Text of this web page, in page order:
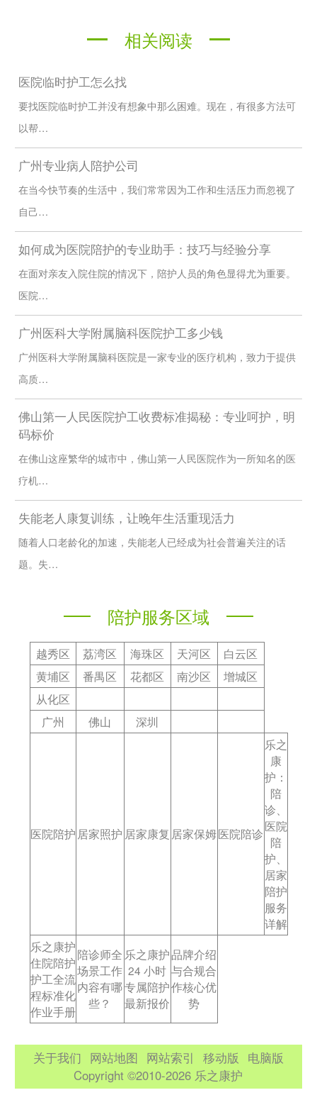
护的患者。
4.2 服务内容
根据家人的具体需求，选择能够满足这些需求的护工。例如需要基
础生活照顾、陪伴还是专业的医疗护理。
4.3 口碑与推荐
选择服务机构时，可以参考网络评价和家人的推荐，选择信誉良好
的服务提供商。
4.4 合同与保险
与护工或机构签订合同时，一定要注意合同的细节，保障服务质
量，同时确认是否包含保险条款，以防意外情况发生。
广州护工市场的现状与未来
动了护工服务的多样化与专业化，另一方面也要求从业者不断提升
自身技能，以满足用户的高标准需求。
如何提高护工服务的体验
在服务开始前，充分与护工沟通，明确每一天的工作内容及期望，
确保双方的理解一致。
6.2 反馈与调整
在陪护过程中，及时对护工的工作进行反馈，如有不适之处，要主
6.3 定期评估服务
定期对护工的工作进行评估，确保服务质量始终达标，对于表现优
异的护工给予激励。
关怀的人士带来了温暖与安全。通过选择合适的护工及理解收费标
为人性化的照护。关爱无处不在，让我们共同为需要的人送去一份
温暖。
相关阅读
医院临时护工怎么找
要找医院临时护工并没有想象中那么困难。现在，有很多方法可
以帮…
广州专业病人陪护公司
在当今快节奏的生活中，我们常常因为工作和生活压力而忽视了
自己…
如何成为医院陪护的专业助手：技巧与经验分享
在面对亲友入院住院的情况下，陪护人员的角色显得尤为重要。
医院…
广州医科大学附属脑科医院护工多少钱
广州医科大学附属脑科医院是一家专业的医疗机构，致力于提供
高质…
佛山第一人民医院护工收费标准揭秘：专业呵护，明
码标价
在佛山这座繁华的城市中，佛山第一人民医院作为一所知名的医
疗机…
失能老人康复训练，让晚年生活重现活力
随着人口老龄化的加速，失能老人已经成为社会普遍关注的话
题。失…
陪护服务区域
越秀区 荔湾区 海珠区 天河区
白云区
黄埔区
番禺区 花都区 南沙区
增城区
从化区
广州
佛山 深圳
医院陪护 居家照护 居家康复 居家保姆医院陪诊
乐之
康
护：
陪
诊、
医院
陪
护、
居家
陪护
服务
详解
乐之康护
住院陪护
护工全流
程标准化
作业手册
陪诊师全
场景工作
内容有哪
些？
乐之康护
24 小时
专属陪护
最新报价
品牌介绍
与合规合
作核心优
势
关于我们 网站地图 网站索引 移动版
电脑版
Copyright ©2010-2026 乐之康护